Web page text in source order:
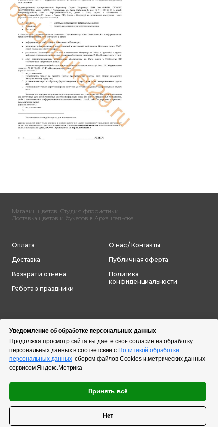
Уведомление об обработке персональных данных
Продолжая просмотр сайта вы даете свое согласие на обработку
персональных данных в соответсвии с Политикой обработки
персональных данных, сбором файлов Cookies и.метрических данных
сервисом Яндекс.Метрика
Принять всё
Нет
Магазин цветов. Студия флористики.
Доставка цветов и букетов в Архангельске
Оплата
Доставка
Возврат и отмена
Работа в праздники
О нас / Контакты
Публичная оферта
Политика
конфиденциальности